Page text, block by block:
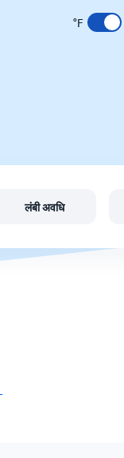
°F
लंबी अवधि